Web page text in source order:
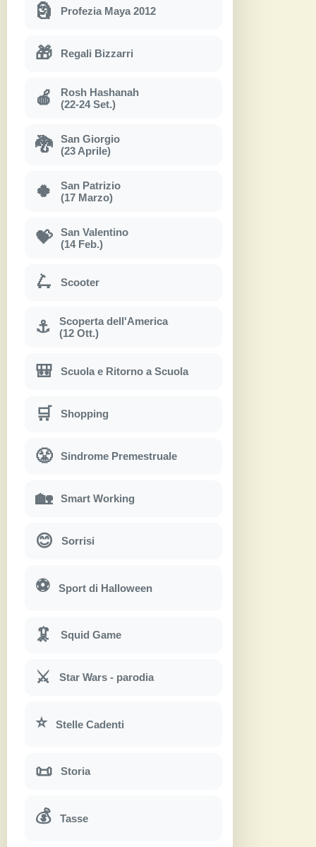
🗿 Profezia Maya 2012
🎁 Regali Bizzarri
🍎
Rosh Hashanah
(22-24 Set.)
🐉
San Giorgio
(23 Aprile)
🍀
San Patrizio
(17 Marzo)
💝
San Valentino
(14 Feb.)
🛴 Scooter
⚓
Scoperta dell'America
(12 Ott.)
🎒 Scuola e Ritorno a Scuola
🛒 Shopping
😤 Sindrome Premestruale
🏡 Smart Working
😊 Sorrisi
⚽ Sport di Halloween
🦑 Squid Game
⚔ Star Wars - parodia
⭐ Stelle Cadenti
📜 Storia
💰 Tasse